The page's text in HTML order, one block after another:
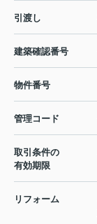
引渡し
建築確認番号
物件番号
管理コード
取引条件の
有効期限
リフォーム